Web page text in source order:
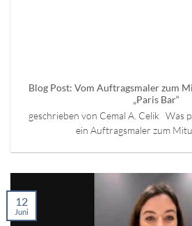
Blog Post: Vom Auftragsmaler zum
„Paris Bar“
geschrieben von Cemal A. Celik Was
ein Auftragsmaler zum
12
Juni